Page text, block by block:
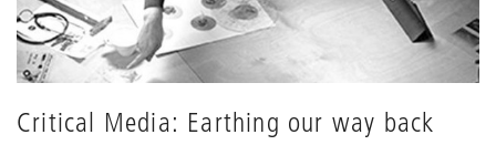
Critical Media: Earthing our way back